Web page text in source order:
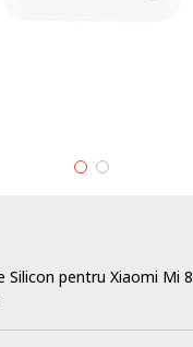
Silicon pentru Xiaomi Mi 8